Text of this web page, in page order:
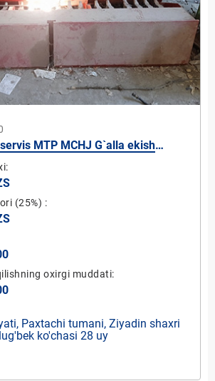
MTP MCHJ G`alla ekish
(25%) :
UZS
oxirgi muddati:
Paxtachi tumani, Ziyadin shaxri
ko'chasi 28 uy